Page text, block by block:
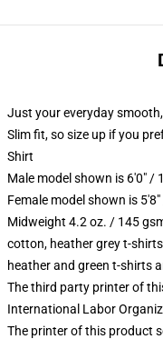
Just your everyday
Slim fit, so size up if you
Shirt
Male model shown is 6'0" /
Female model shown is
Midweight 4.2 oz. / 145
cotton, heather grey t-
heather and green t-shirts
The third party printer of
International Labor
The printer of this product